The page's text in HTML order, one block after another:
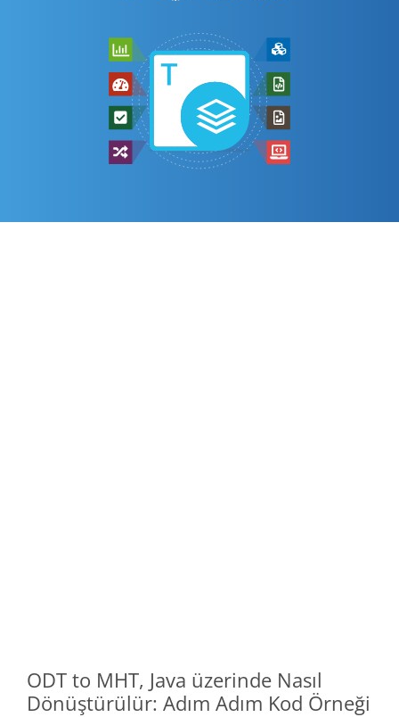
ODT to MHT, Java üzerinde Nasıl
Dönüştürülür: Adım Adım Kod Örneği